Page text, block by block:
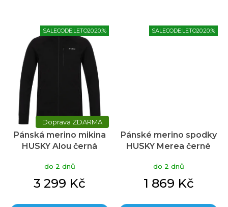
SALECODE:LETO20:20:%
ZDARMA
Pánská merino mikina
HUSKY Alou černá
do 2 dnů
3 299 Kč
SALECODE:LETO20:20:%
Pánské merino spodky
HUSKY Merea černé
do 2 dnů
1 869 Kč